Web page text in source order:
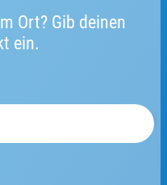
Ort? Gib deinen
ein.